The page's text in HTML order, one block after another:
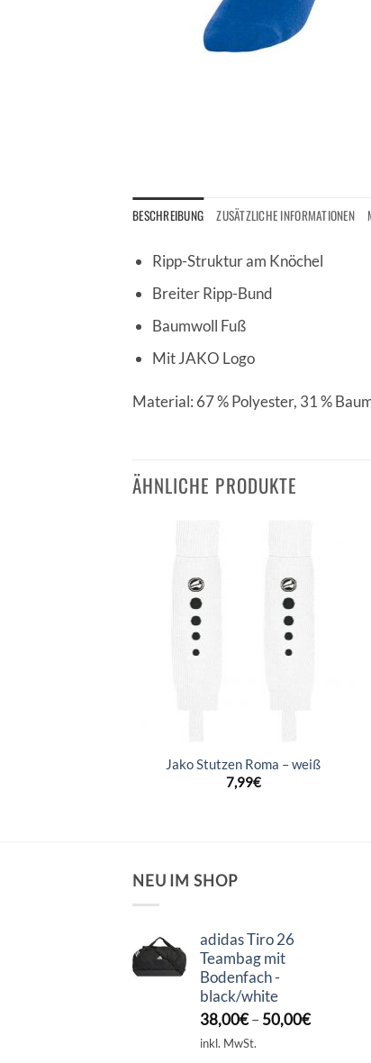
BESCHREIBUNG ZUSÄTZLICHE INFORMATIONEN
Ripp-Struktur am Knöchel
Breiter Ripp-Bund
Baumwoll Fuß
Mit JAKO Logo
Material: 67 % Polyester, 31 %
ÄHNLICHE PRODUKTE
Jako Stutzen Roma – weiß
7,99€
NEU IM SHOP
adidas Tiro 26
Teambag mit
Bodenfach -
black/white
38,00€– 50,00€
inkl. MwSt.